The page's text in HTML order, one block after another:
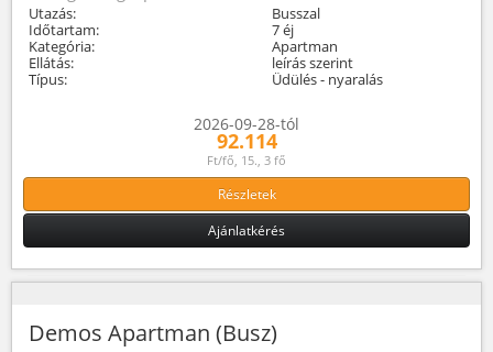
Utazás:
Busszal
Időtartam:
7 éj
Kategória:
Apartman
Ellátás:
leírás szerint
Típus:
Üdülés - nyaralás
2026-09-28-tól
92.114
Ft/fő, 15., 3 fő
Részletek
Ajánlatkérés
Demos Apartman (Busz)